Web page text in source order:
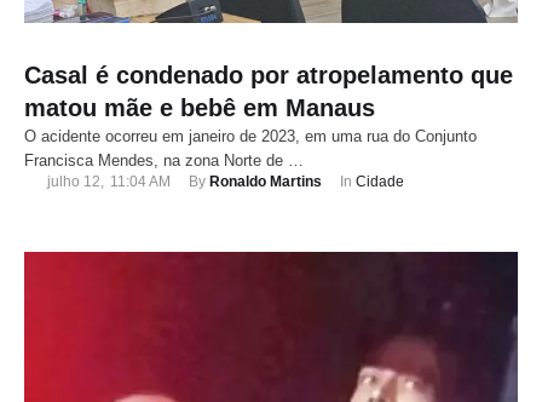
Casal é condenado por atropelamento que
matou mãe e bebê em Manaus
O acidente ocorreu em janeiro de 2023, em uma rua do Conjunto
Francisca Mendes, na zona Norte de …
julho 12, 11:04 AM By Ronaldo Martins In Cidade